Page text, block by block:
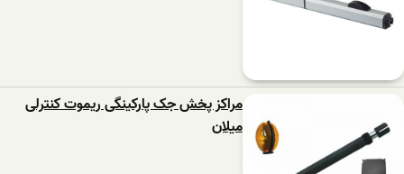
مراکز پخش جک پارکینگی ریموت کنترلی
میلان